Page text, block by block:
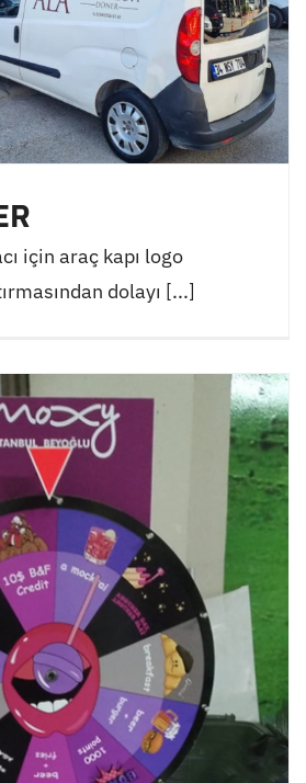
için araç kapı logo
dolayı [...]